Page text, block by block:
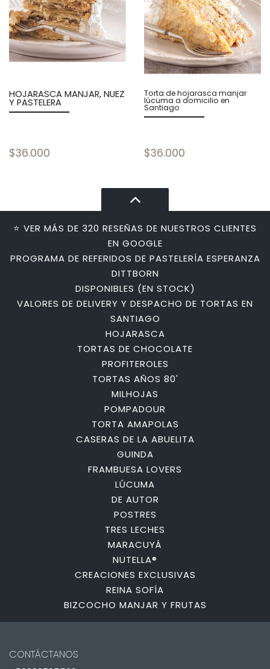
HOJARASCA MANJAR, NUEZ
Y PASTELERA
$36.000
Torta de hojarasca manjar
lúcuma a domicilio en
Santiago
$36.000
⭐ VER MÁS DE 320 RESEÑAS DE NUESTROS CLIENTES
EN GOOGLE
PROGRAMA DE REFERIDOS DE PASTELERÍA ESPERANZA
DITTBORN
DISPONIBLES (EN STOCK)
VALORES DE DELIVERY Y DESPACHO DE TORTAS EN
SANTIAGO
HOJARASCA
TORTAS DE CHOCOLATE
PROFITEROLES
TORTAS AÑOS 80'
MILHOJAS
POMPADOUR
TORTA AMAPOLAS
CASERAS DE LA ABUELITA
GUINDA
FRAMBUESA LOVERS
LÚCUMA
DE AUTOR
POSTRES
TRES LECHES
MARACUYÁ
NUTELLA®
CREACIONES EXCLUSIVAS
REINA SOFÍA
BIZCOCHO MANJAR Y FRUTAS
CONTÁCTANOS